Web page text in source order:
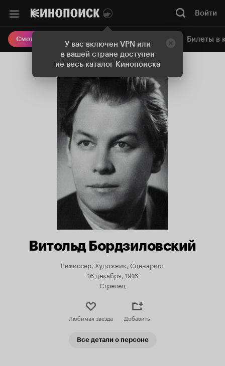
У вас включен VPN или
в вашей стране доступен
не весь каталог Кинопоиска
Войти
Смотреть кино Онлайн-кинотеатр Билеты в
Витольд Бордзиловский
Режиссер, Художник, Сценарист
16 декабря, 1916
Стрелец
Любимая звезда Добавить
Все детали о персоне